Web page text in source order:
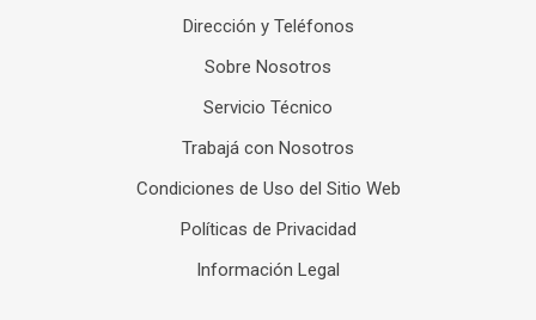
Dirección y Teléfonos
Sobre Nosotros
Servicio Técnico
Trabajá con Nosotros
Condiciones de Uso del Sitio Web
Políticas de Privacidad
Información Legal